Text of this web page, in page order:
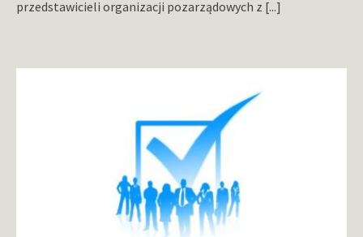
przedstawicieli organizacji pozarządowych z [...]